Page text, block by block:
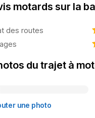
motards sur la
des routes
du trajet à
une photo